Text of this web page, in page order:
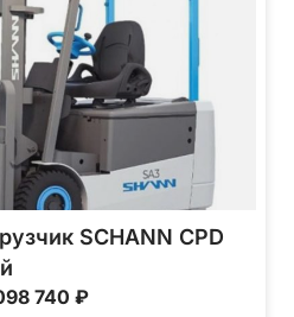
SCHANN CPD
740 ₽